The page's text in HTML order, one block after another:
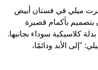
ميلي في فستان أبيض
بتصميم بأكمام قصيرة
كلاسيكية سوداء بجانبها.
"إلى الأبد ودائمًا،